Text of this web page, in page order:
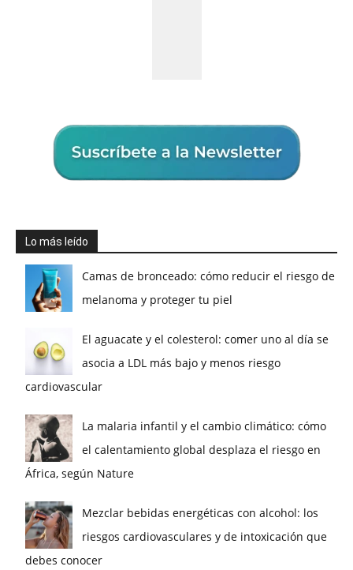
Lo más leído
Camas de bronceado: cómo reducir el riesgo de
melanoma y proteger tu piel
El aguacate y el colesterol: comer uno al día se
asocia a LDL más bajo y menos riesgo
cardiovascular
La malaria infantil y el cambio climático: cómo
el calentamiento global desplaza el riesgo en
África, según Nature
Mezclar bebidas energéticas con alcohol: los
riesgos cardiovasculares y de intoxicación que
debes conocer